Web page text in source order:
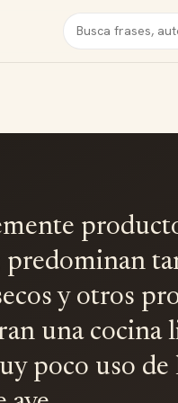
Buscar
predominan
y otros
una cocina
poco uso de